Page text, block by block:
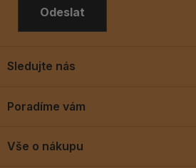
Odeslat
Poradíme vám
Vše o nákupu
Sledujte nás